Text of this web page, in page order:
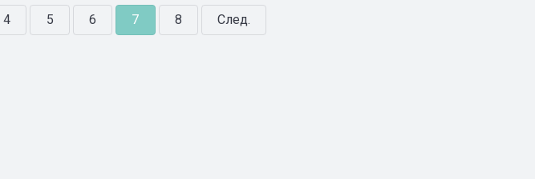
4 5 6 7 8 След.